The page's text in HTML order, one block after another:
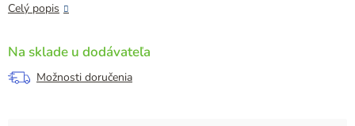
Celý popis
Na sklade u dodávateľa
Možnosti doručenia